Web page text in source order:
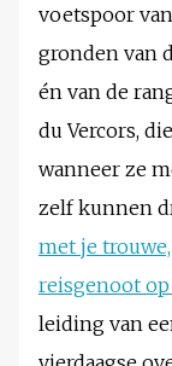
voetspoor
gronden van
én van de
du Vercors,
wanneer ze
zelf kunnen
met je
reisgenoot op
leiding van